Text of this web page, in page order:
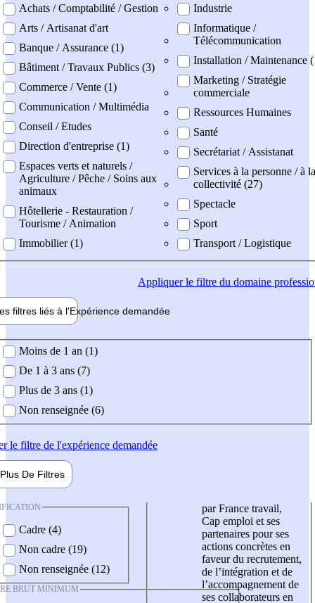
professionel
Achats / Comptabilité / Gestion
Arts / Artisanat d'art
Banque / Assurance (1)
Bâtiment / Travaux Publics (3)
Commerce / Vente (1)
Communication / Multimédia
Conseil / Etudes
Direction d'entreprise (1)
Espaces verts et naturels /
Agriculture / Pêche / Soins aux
animaux
Hôtellerie - Restauration /
Tourisme / Animation
Immobilier (1)
Industrie
Informatique /
Télécommunication
Installation / Maintenance
Marketing / Stratégie
commerciale
Ressources Humaines
Santé
Secrétariat / Assistanat
Services à la personne / à la
collectivité (27)
Spectacle
Sport
Transport / Logistique
Appliquerle filtre du domaine
filtres liés à l'Expérience demandée
demandée
Moins de 1 an (1)
De 1 à 3 ans (7)
Plus de 3 ans (1)
Non renseignée (6)
le filtre de l'expérience demandée
Plus De Filtres
Cadre (4)
Non cadre (19)
Non renseignée (12)
BRUT MINIMUM
par France travail,
Cap emploi et ses
partenaires pour ses
actions concrètes en
faveur du recrutement,
de l’intégration et de
l’accompagnement de
ses collaborateurs en